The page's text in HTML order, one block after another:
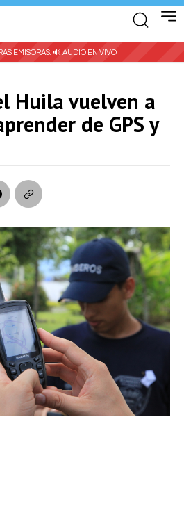
EMISORAS: 🔊 AUDIO EN VIVO |
Huila vuelven a
de GPS y